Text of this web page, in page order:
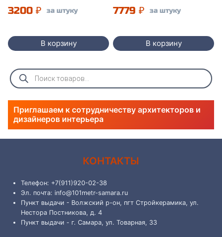
3200 ₽ за штуку
В корзину
7779 ₽ за штуку
В корзину
Поиск
товаров
Приглашаем к сотрудничеству архитекторов и
дизайнеров интерьера
КОНТАКТЫ
Телефон: +7(911)920-02-38
Эл. почта: info@101metr-samara.ru
Пункт выдачи - Волжский р-он, пгт Стройкерамика, ул.
Нестора Постникова, д. 4
Пункт выдачи - г. Самара, ул. Товарная, 33